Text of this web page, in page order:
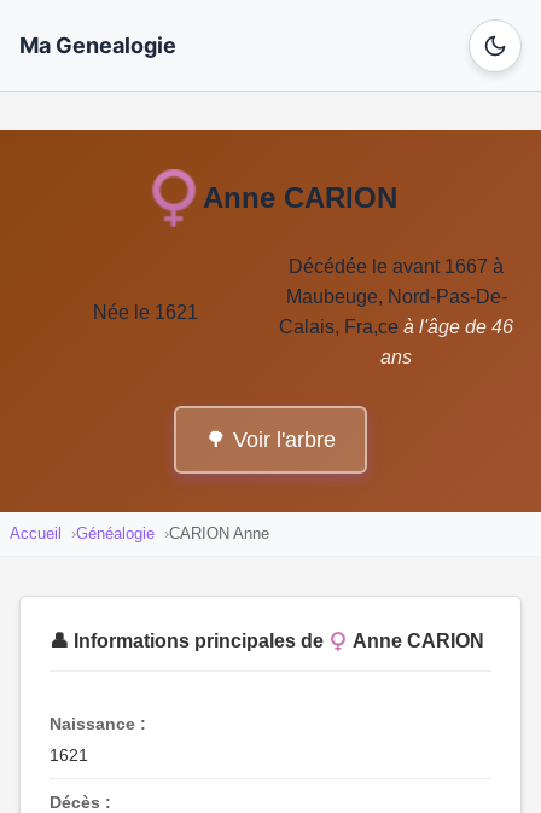
Ma Genealogie
Anne CARION
Née le 1621
Décédée le avant 1667 à
Maubeuge, Nord-Pas-De-
Calais, Fra,ce à l'âge de 46
ans
🌳 Voir l'arbre
Accueil Généalogie CARION Anne
👤 Informations principales de Anne CARION
Naissance :
1621
Décès :